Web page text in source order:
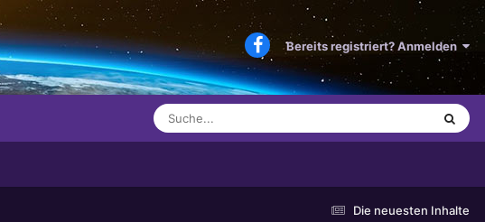
Bereits registriert? Anmelden
Die neuesten Inhalte